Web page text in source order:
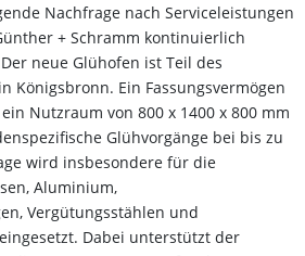
Nachfrage nach Serviceleistungen
+ Schramm kontinuierlich
neue Glühofen ist Teil des
Königsbronn. Ein Fassungsvermögen
Nutzraum von 800 x 1400 x 800 mm
Glühvorgänge bei bis zu
wird insbesondere für die
Aluminium,
Vergütungsstählen und
Dabei unterstützt der